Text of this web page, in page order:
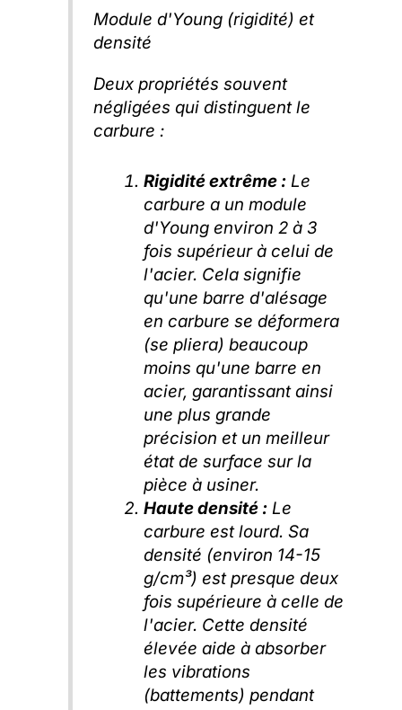
Module d'Young (rigidité) et
densité
Deux propriétés souvent
négligées qui distinguent le
carbure :
Rigidité extrême :Le
carbure a un module
d'Young environ 2 à 3
fois supérieur à celui de
l'acier. Cela signifie
qu'une barre d'alésage
en carbure se déformera
(se pliera) beaucoup
moins qu'une barre en
acier, garantissant ainsi
une plus grande
précision et un meilleur
état de surface sur la
pièce à usiner.
Haute densité :Le
carbure est lourd. Sa
densité (environ 14-15
g/cm³) est presque deux
fois supérieure à celle de
l'acier. Cette densité
élevée aide à absorber
les vibrations
(battements) pendant